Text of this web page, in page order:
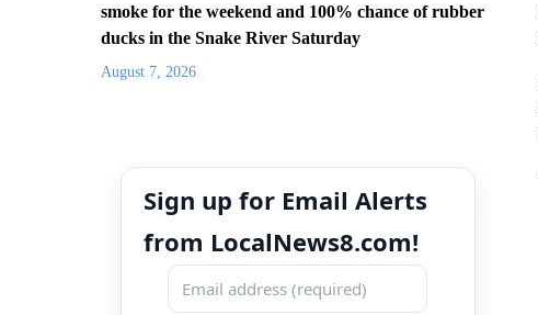
smoke for the weekend and 100% chance of rubber
ducks in the Snake River Saturday
August 7, 2026
Sign up for Email Alerts
from LocalNews8.com!